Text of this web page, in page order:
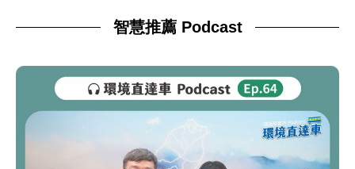
智慧推薦 Podcast